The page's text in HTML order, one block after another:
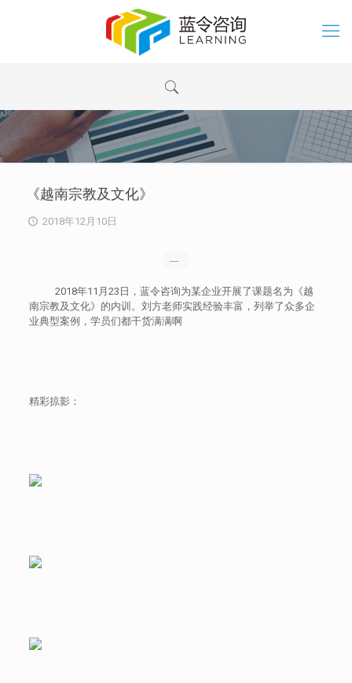
《越南宗教及文化》
2018年12月10日
2018年11月23日，蓝令咨询为某企业开展了课题名为《越
南宗教及文化》的内训。刘方老师实践经验丰富，列举了众多企
业典型案例，学员们都干货满满啊
精彩掠影：